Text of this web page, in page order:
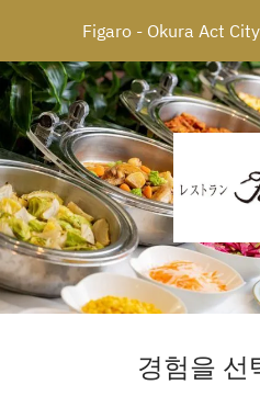
Figaro - Okura Act
경험을 선